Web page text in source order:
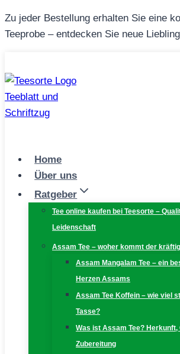
Zum
Inhalt
Zu jeder Bestellung erhalten Sie eine
Teeprobe – entdecken Sie neue
Home
Über uns
Ratgeber
Tee online kaufen bei Teesorte –
Leidenschaft
Assam Tee – woher kommt der
Assam Mangalam Tee – ein
Herzen Assams
Assam Tee Koffein – wie viel
Tasse?
Was ist Assam Tee?
Zubereitung